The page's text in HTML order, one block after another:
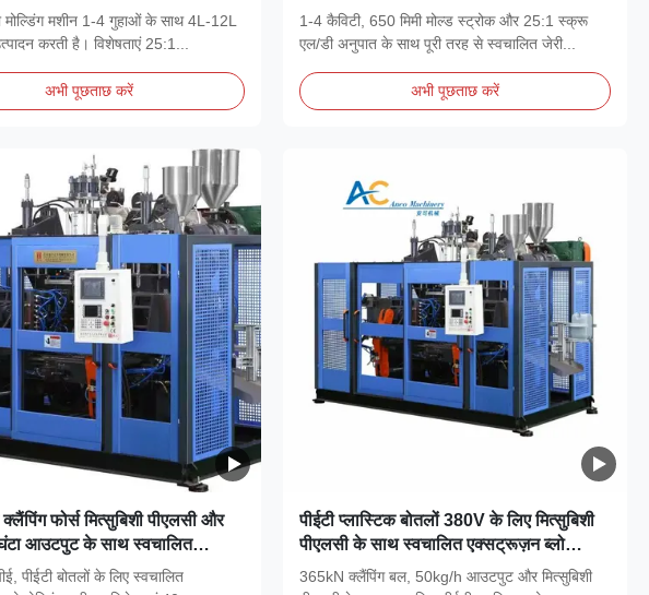
मोल्डिंग मशीन 1-4 गुहाओं के साथ 4L-12L
करती है। विशेषताएं 25:1...
अभी पूछताछ करें
1-4 कैविटी, 650 मिमी मोल्ड स्ट्रोक और 25:1 स्क्रू
एल/डी अनुपात के साथ पूरी तरह से स्वचालित जेरी...
अभी पूछताछ करें
फोर्स मित्सुबिशी पीएलसी और
आउटपुट के साथ स्वचालित
मोल्डिंग मशीन
पीईटी बोतलों के लिए स्वचालित
पीईटी प्लास्टिक बोतलों 380V के लिए मित्सुबिशी
पीएलसी के साथ स्वचालित एक्सट्रूज़न ब्लो
मोल्डिंग मशीन
365kN क्लैंपिंग बल, 50kg/h आउटपुट और मित्सुबिशी